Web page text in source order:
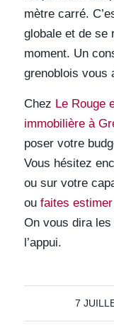
mètre carré.
globale et de se
moment. Un
grenoblois vous
Chez Le Rouge
immobilière à
poser votre
Vous hésitez
ou sur votre
ou faites
On vous dira
l’appui.
7 /